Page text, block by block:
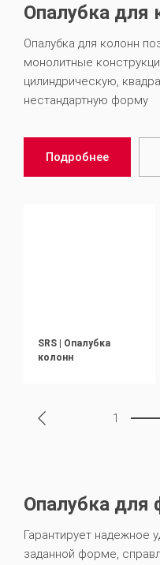
Опалубка для
Опалубка для колонн
монолитные
цилиндрическую,
нестандартную форму
Подробнее
SRS | Опалубка
колонн
1
Опалубка для
Гарантирует надежное
заданной форме,